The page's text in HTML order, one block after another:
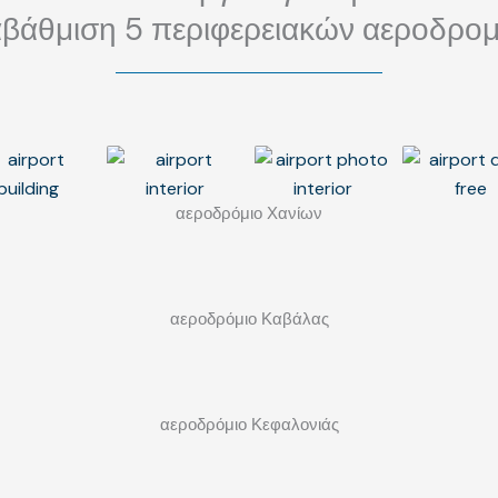
5 περιφερειακών
αεροδρόμιο Χανίων
αεροδρόμιο Καβάλας
αεροδρόμιο Κεφαλονιάς